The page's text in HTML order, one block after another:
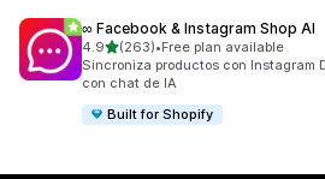
∞ Facebook & Instagram Shop AI
4.9out of 5 stars
(263)
263 total reviews
•Free plan available
Sincroniza productos con Instagram
con chat de IA
Built for Shopify